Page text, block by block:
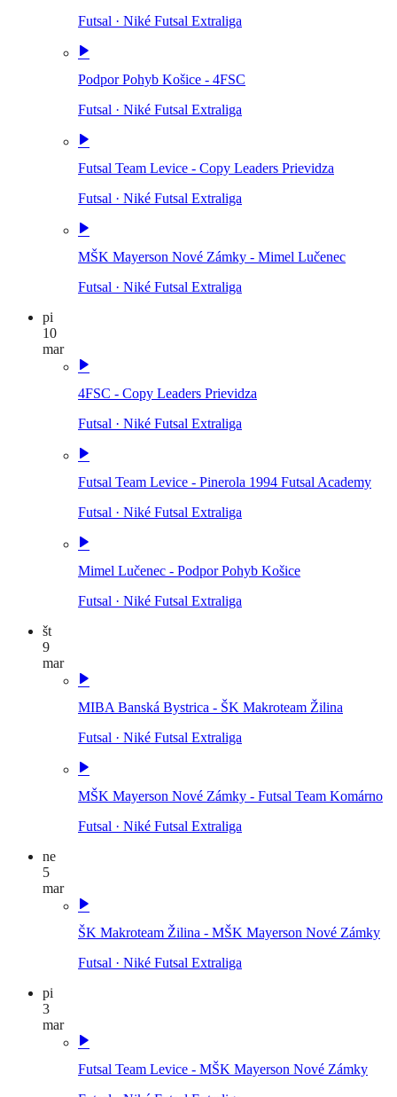
Futsal · Niké Futsal Extraliga
Podpor Pohyb Košice - 4FSC
Futsal · Niké Futsal Extraliga
Futsal Team Levice - Copy Leaders Prievidza
Futsal · Niké Futsal Extraliga
MŠK Mayerson Nové Zámky - Mimel Lučenec
Futsal · Niké Futsal Extraliga
pi
10
mar
4FSC - Copy Leaders Prievidza
Futsal · Niké Futsal Extraliga
Futsal Team Levice - Pinerola 1994 Futsal Academy
Futsal · Niké Futsal Extraliga
Mimel Lučenec - Podpor Pohyb Košice
Futsal · Niké Futsal Extraliga
št
9
mar
MIBA Banská Bystrica - ŠK Makroteam Žilina
Futsal · Niké Futsal Extraliga
MŠK Mayerson Nové Zámky - Futsal Team Komárno
Futsal · Niké Futsal Extraliga
ne
5
mar
ŠK Makroteam Žilina - MŠK Mayerson Nové Zámky
Futsal · Niké Futsal Extraliga
pi
3
mar
Futsal Team Levice - MŠK Mayerson Nové Zámky